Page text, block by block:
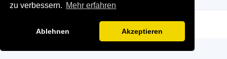
zu verbessern. Mehr erfahren
Ablehnen Akzeptieren